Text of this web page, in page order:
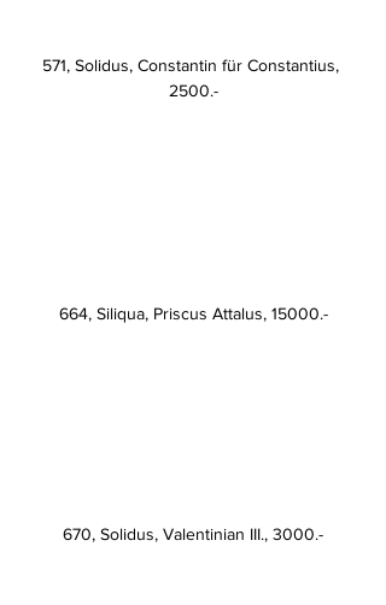
571, Solidus, Constantin für Constantius,
2500.-
664, Siliqua, Priscus Attalus, 15000.-
670, Solidus, Valentinian III., 3000.-